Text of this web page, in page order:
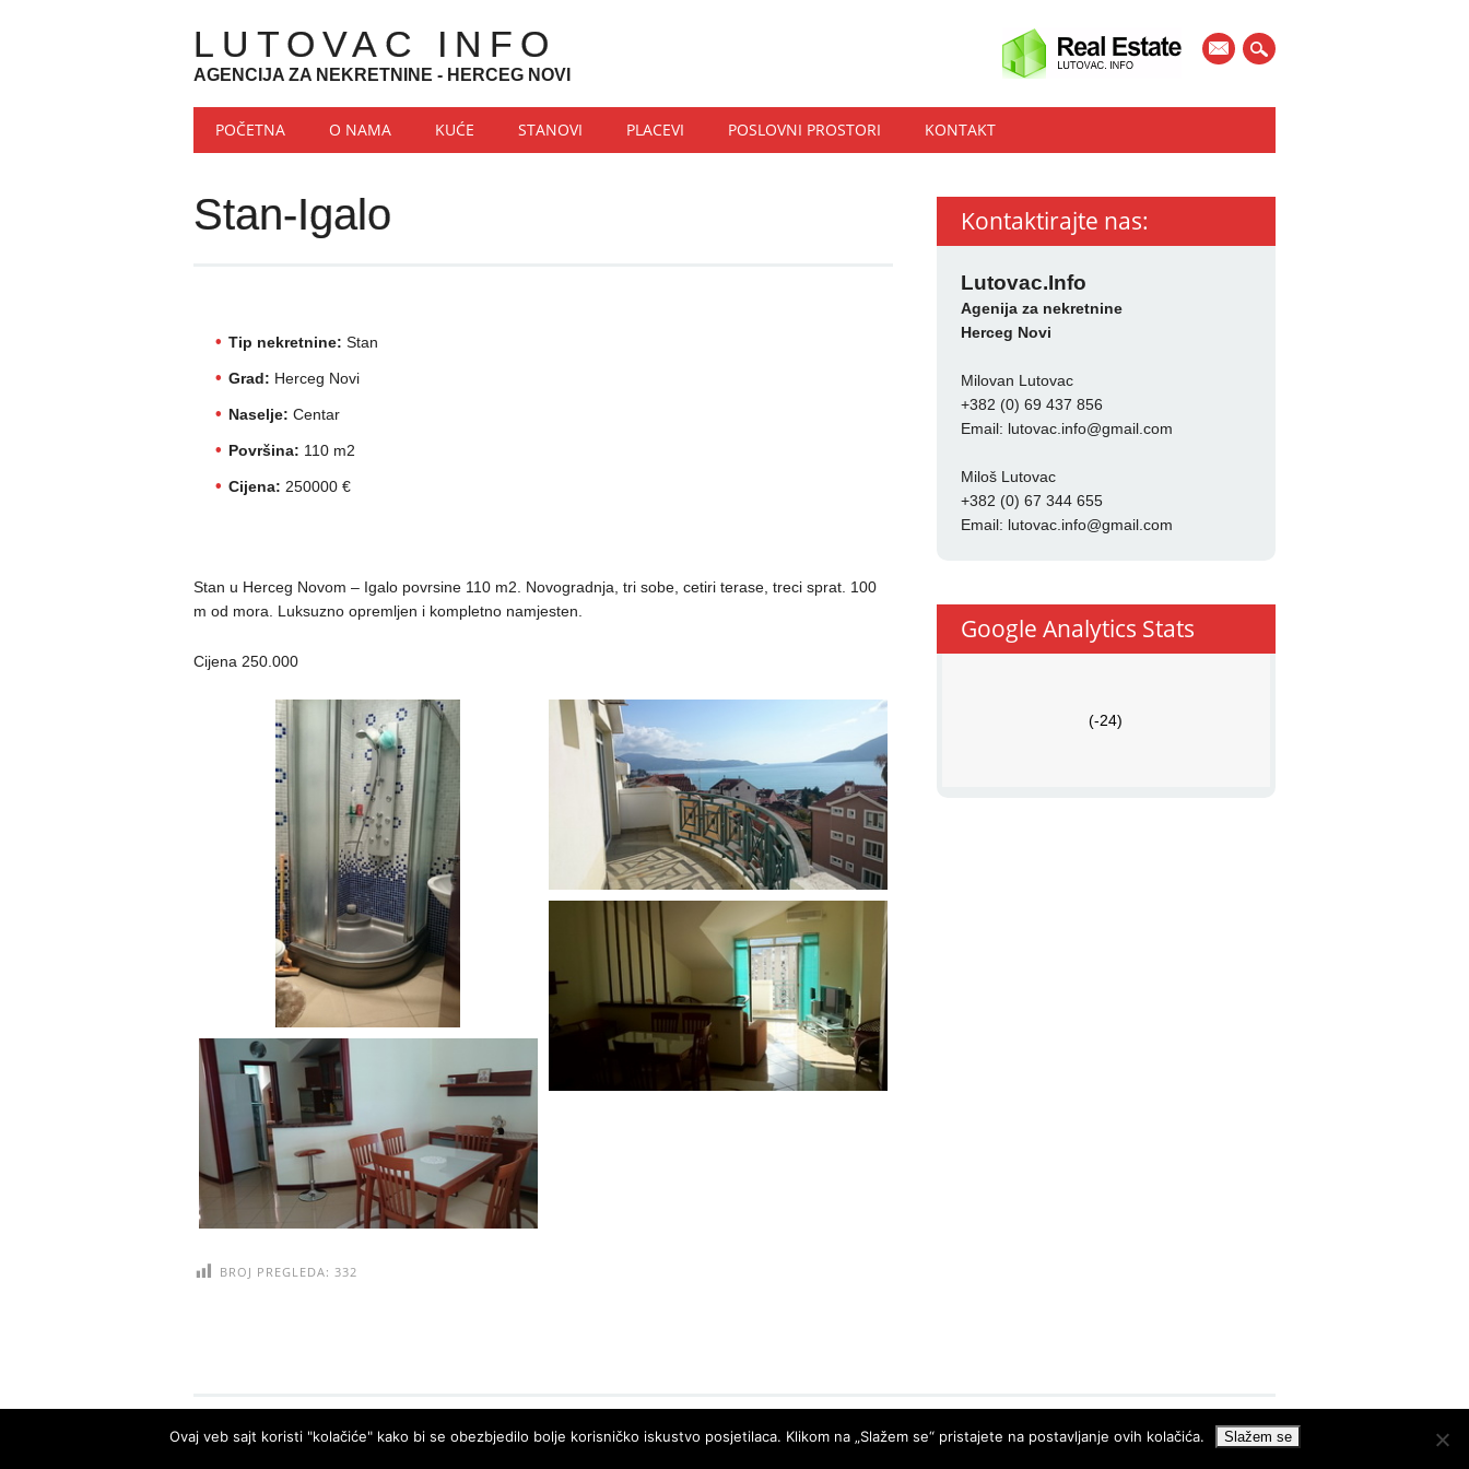
mail
LUTOVAC INFO
AGENCIJA ZA NEKRETNINE - HERCEG NOVI
Main menu
Skip to content
POČETNA O NAMA KUĆE STANOVI PLACEVI POSLOVNI PROSTORI KONTAKT
Stan-Igalo
Tip nekretnine: Stan
Grad: Herceg Novi
Naselje: Centar
Površina: 110 m2
Cijena: 250000 €
Stan u Herceg Novom – Igalo povrsine 110 m2. Novogradnja, tri sobe, cetiri terase, treci sprat. 100
m od mora. Luksuzno opremljen i kompletno namjesten.
Cijena 250.000
BROJ PREGLEDA: 332
Kontaktirajte nas:
Lutovac.Info
Agenija za nekretnine
Herceg Novi
Milovan Lutovac
+382 (0) 69 437 856
Email: lutovac.info@gmail.com
Miloš Lutovac
+382 (0) 67 344 655
Email: lutovac.info@gmail.com
Google Analytics Stats
(-24)
POWERED BYWP DEV SHED
Ovaj veb sajt koristi "kolačiće" kako bi se obezbjedilo bolje korisničko iskustvo posjetilaca. Klikom na „Slažem se“ pristajete na postavljanje ovih kolačića. Slažem se